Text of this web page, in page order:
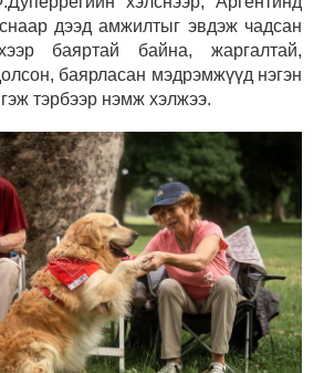
дээд амжилтыг эвдэж чадсан
баяртай байна, жаргалтай,
баярласан мэдрэмжүүд нэгэн
тэрбээр нэмж хэлжээ.